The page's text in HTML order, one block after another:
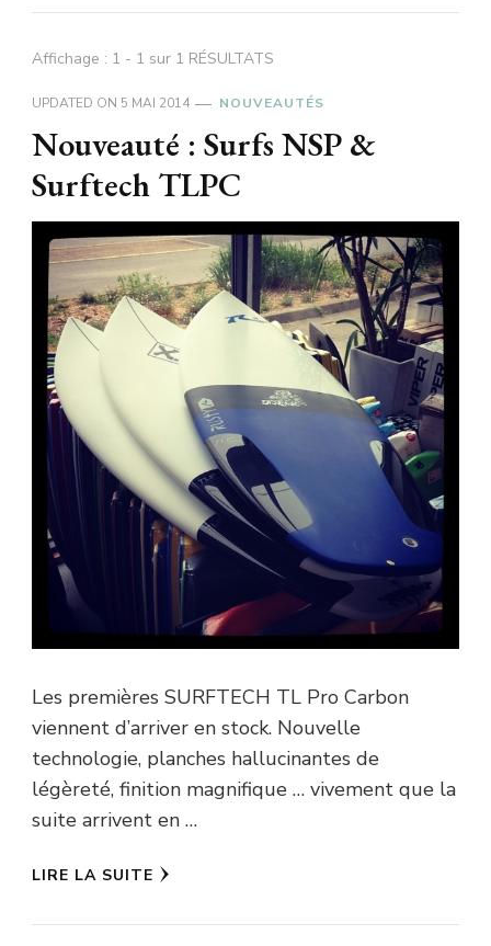
Affichage : 1 - 1 sur 1 RÉSULTATS
UPDATED ON 5 MAI 2014 NOUVEAUTÉS
Nouveauté : Surfs NSP &
Surftech TLPC
Les premières SURFTECH TL Pro Carbon
viennent d’arriver en stock. Nouvelle
technologie, planches hallucinantes de
légèreté, finition magnifique … vivement que la
suite arrivent en …
LIRE LA SUITE